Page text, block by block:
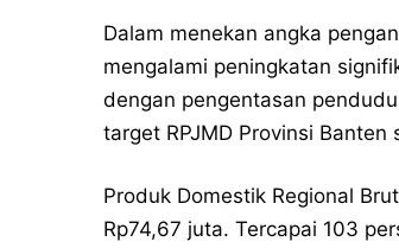
Dalam menekan angka
mengalami peningkatan
dengan pengentasan
target RPJMD Provinsi Banten
Produk Domestik Regional
Rp74,67 juta. Tercapai 103